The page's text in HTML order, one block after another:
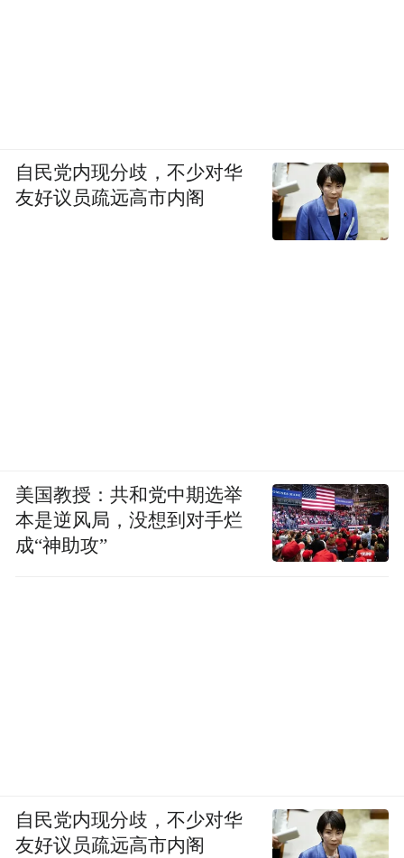
自民党内现分歧，不少对华
友好议员疏远高市内阁
美国教授：共和党中期选举
本是逆风局，没想到对手烂
成“神助攻”
自民党内现分歧，不少对华
友好议员疏远高市内阁